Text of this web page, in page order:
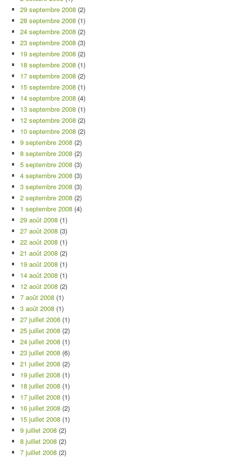
29 septembre 2008 (2)
28 septembre 2008 (1)
24 septembre 2008 (2)
23 septembre 2008 (3)
19 septembre 2008 (2)
18 septembre 2008 (1)
17 septembre 2008 (2)
15 septembre 2008 (1)
14 septembre 2008 (4)
13 septembre 2008 (1)
12 septembre 2008 (2)
10 septembre 2008 (2)
9 septembre 2008 (2)
8 septembre 2008 (2)
5 septembre 2008 (3)
4 septembre 2008 (3)
3 septembre 2008 (3)
2 septembre 2008 (2)
1 septembre 2008 (4)
29 août 2008 (1)
27 août 2008 (3)
22 août 2008 (1)
21 août 2008 (2)
19 août 2008 (1)
14 août 2008 (1)
12 août 2008 (2)
7 août 2008 (1)
3 août 2008 (1)
27 juillet 2008 (1)
25 juillet 2008 (2)
24 juillet 2008 (1)
23 juillet 2008 (6)
21 juillet 2008 (2)
19 juillet 2008 (1)
18 juillet 2008 (1)
17 juillet 2008 (1)
16 juillet 2008 (2)
15 juillet 2008 (1)
9 juillet 2008 (2)
8 juillet 2008 (2)
7 juillet 2008 (2)